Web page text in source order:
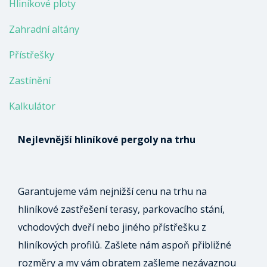
Hliníkové ploty
Zahradní altány
Přístřešky
Zastínění
Kalkulátor
Nejlevnější hliníkové pergoly na trhu
Garantujeme vám nejnižší cenu na trhu na
hliníkové zastřešení terasy, parkovacího stání,
vchodových dveří nebo jiného přístřešku z
hliníkových profilů. Zašlete nám aspoň přibližné
rozměry a my vám obratem zašleme nezávaznou